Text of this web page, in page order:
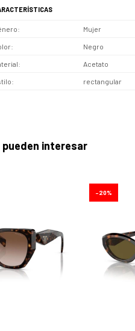
Mujer
Negro
Acetato
rectangular
interesar
20